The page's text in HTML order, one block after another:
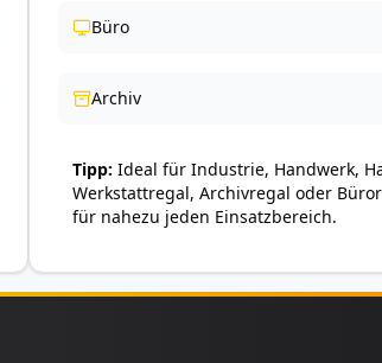
Büro
Archiv
Tipp Ideal für Industrie, Handwerk,
Werkstattregal, Archivregal oder
für nahezu jeden Einsatzbereich.